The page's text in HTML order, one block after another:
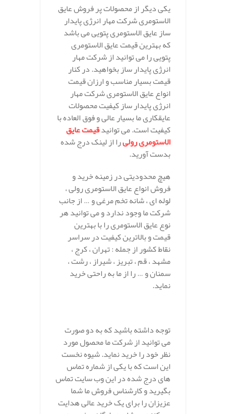
یکی دیگر از محصولات پر فروش عایق
الاستومری شرکت مهار انرژی پایدار
ساز عایق الاستومری پتویی می باشد
که بهترین قیمت عایق الاستومری
پتویی را می توانید از شرکت مهار
انرژی پایدار ساز بخواهید. در کنار
قیمت بسیار مناسب و ارزان قیمت
انواع عایق الاستومری شرکت مهار
انرژی پایدار ساز کیفیت محصولات
عایقکاری ما بسیار عالی و فوق العاده با
کیفیت است. می توانیدقیمت عایق
الاستومری رولیرا از لینک درج شده
بدست آورید.
هیچ محدودیتی در زمینه خرید و
فروش انواع عایق الاستومری رولی ،
لوله ای ، شانه تخم مرغی و … از جانب
شرکت ما وجود ندارد و می توانید هر
نوع عایق الاستومری را با بهترین
قیمت و بالاترین کیفیت در سراسر
نقاط کشور از جمله : تهران ، کرج ،
مشهد ، قم ، تبریز ، شیراز ، رشت ،
سمنان و … را از ما به راحتی خرید
نماید.
توجه داشته باشید که به دو صورت
می توانید از شرکت ما محصول مورد
نظر خود را خرید نماید. شیوه نخست
این است که با یکی از شماره تماس
های درج شده در این وب سایت تماس
بگیرید و کارشناس فروش ما شما
عزیزان را برای یک خرید عالی هدایت